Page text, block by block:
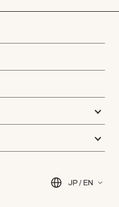
JP / EN